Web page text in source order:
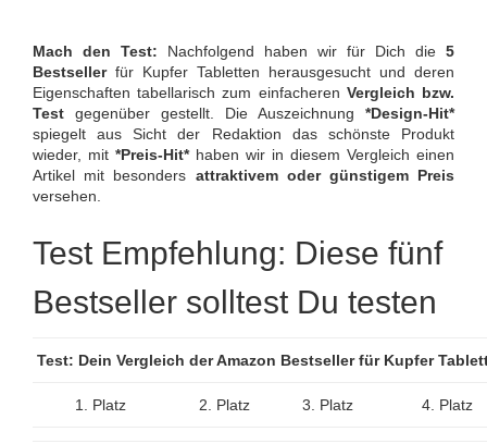
Mach den Test: Nachfolgend haben wir für Dich die 5
Bestsellerfür Kupfer Tabletten herausgesucht und deren
Eigenschaften tabellarisch zum einfacheren Vergleich bzw.
Test gegenüber gestellt. Die Auszeichnung *Design-Hit*
spiegelt aus Sicht der Redaktion das schönste Produkt
wieder, mit *Preis-Hit*haben wir in diesem Vergleich einen
Artikel mit besonders attraktivem oder günstigem Preis
versehen.
Test Empfehlung: Diese fünf
Bestseller solltest Du testen
Test: Dein Vergleich der Amazon Bestseller für Kupfer
1. Platz 2. Platz 3. Platz 4. Platz